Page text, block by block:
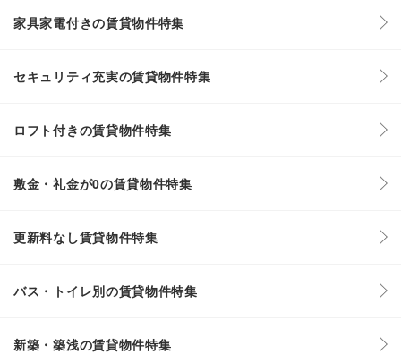
家具家電付きの賃貸物件特集
セキュリティ充実の賃貸物件特集
ロフト付きの賃貸物件特集
敷金・礼金が0の賃貸物件特集
更新料なし賃貸物件特集
バス・トイレ別の賃貸物件特集
新築・築浅の賃貸物件特集